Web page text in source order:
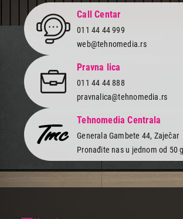
Call Centar
011 44 44 999
web@tehnomedia.rs
Pravna lica
011 44 44 888
pravnalica@tehnomedia.rs
Tehnomedia Centrala
Generala Gambete 44, Zaječar
Pronađite nas u jednom od 50